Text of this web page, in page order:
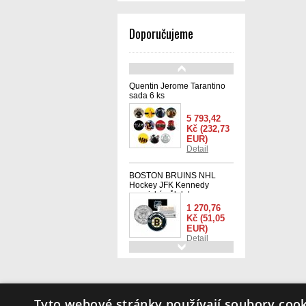
Doporučujeme
Quentin Jerome Tarantino
sada 6 ks
5 793,42
Kč (232,73
EUR)
Detail
BOSTON BRUINS NHL
Hockey JFK Kennedy
americký půl dolaru -
oficiálně licencovaná
1 270,76
Kč (51,05
EUR)
Detail
25 319,81
Info